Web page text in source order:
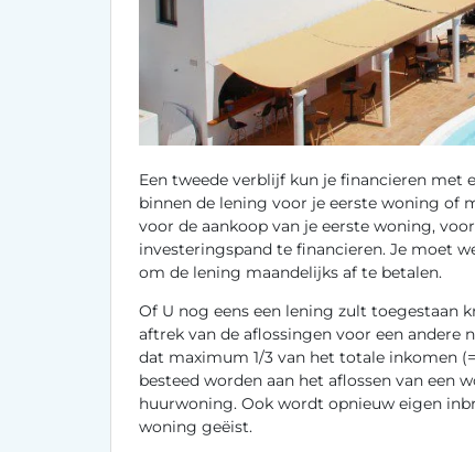
Een tweede verblijf kun je financieren met
binnen de lening voor je eerste woning of
voor de aankoop van je eerste woning,
investeringspand te financieren. Je moet
om de lening maandelijks af te betalen.
Of U nog eens een lening zult toegestaan
aftrek van de aflossingen voor een andere
dat maximum 1/3 van het totale inkomen
besteed worden aan het aflossen van een
huurwoning. Ook wordt opnieuw eigen
woning geëist.